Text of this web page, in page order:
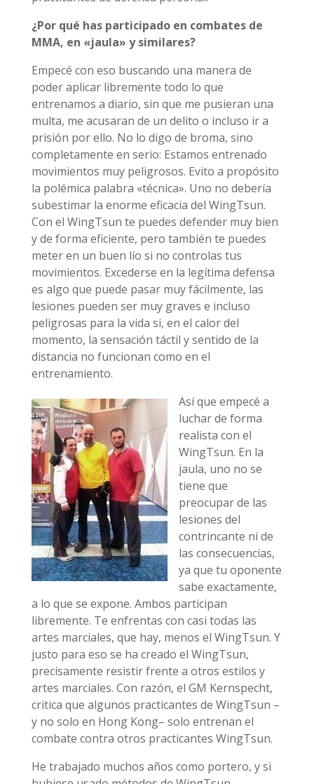
¿Por qué has participado en combates de
MMA, en «jaula» y similares?
Empecé con eso buscando una manera de
poder aplicar libremente todo lo que
entrenamos a diario, sin que me pusieran una
multa, me acusaran de un delito o incluso ir a
prisión por ello. No lo digo de broma, sino
completamente en serio: Estamos entrenado
movimientos muy peligrosos. Evito a propósito
la polémica palabra «técnica». Uno no debería
subestimar la enorme eficacia del WingTsun.
Con el WingTsun te puedes defender muy bien
y de forma eficiente, pero también te puedes
meter en un buen lío si no controlas tus
movimientos. Excederse en la legítima defensa
es algo que puede pasar muy fácilmente, las
lesiones pueden ser muy graves e incluso
peligrosas para la vida si, en el calor del
momento, la sensación táctil y sentido de la
distancia no funcionan como en el
entrenamiento.
Así que empecé a
luchar de forma
realista con el
WingTsun. En la
jaula, uno no se
tiene que
preocupar de las
lesiones del
contrincante ni de
las consecuencias,
ya que tu oponente
sabe exactamente,
a lo que se expone. Ambos participan
libremente. Te enfrentas con casi todas las
artes marciales, que hay, menos el WingTsun. Y
justo para eso se ha creado el WingTsun,
precisamente resistir frente a otros estilos y
artes marciales. Con razón, el GM Kernspecht,
critica que algunos practicantes de WingTsun –
y no solo en Hong Kong– solo entrenan el
combate contra otros practicantes WingTsun.
He trabajado muchos años como portero, y si